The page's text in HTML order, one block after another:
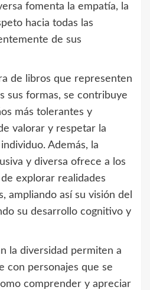
fomenta la empatía, la
hacia todas las
de sus
de libros que representen
sus formas, se contribuye
más tolerantes y
valorar y respetar la
Además, la
y diversa ofrece a los
explorar realidades
ampliando así su visión del
su desarrollo cognitivo y
la diversidad permiten a
con personajes que se
comprender y apreciar